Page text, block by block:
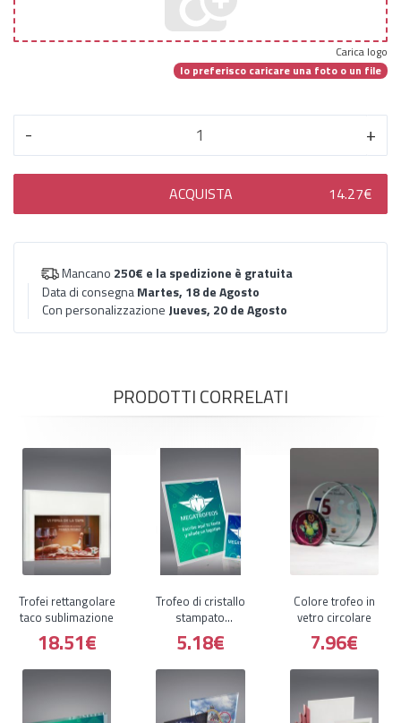
Carica logo
Io preferisco caricare una foto o un file
- +
ACQUISTA 14.27€
Mancano 250€ e la spedizione è gratuita
Data di consegnaMartes, 18 de Agosto
Con personalizzazione Jueves, 20 de Agosto
PRODOTTI CORRELATI
Trofei rettangolare
taco sublimazione
18.51€
Trofeo di cristallo
stampato
rettangolare a
forma di scatola
supporto di colore
5.18€
Colore trofeo in
vetro circolare
7.96€